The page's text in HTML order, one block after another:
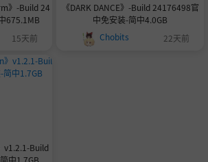
》-Build 24
675.1MB
15天前
《DARK DANCE》-Build 24176498官
中免安装-简中4.0GB
Chobits
22天前
v1.2.1-Build
中1.7GB